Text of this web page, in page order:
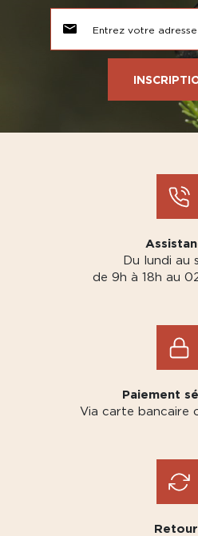
Du lundi au
de 9h à 18h au
Paiement
Via carte bancaire